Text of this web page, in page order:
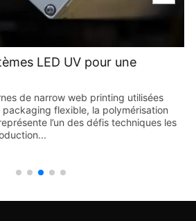
LED UV pour une
de narrow web printing utilisées
packaging flexible, la polymérisation
l’un des défis techniques les